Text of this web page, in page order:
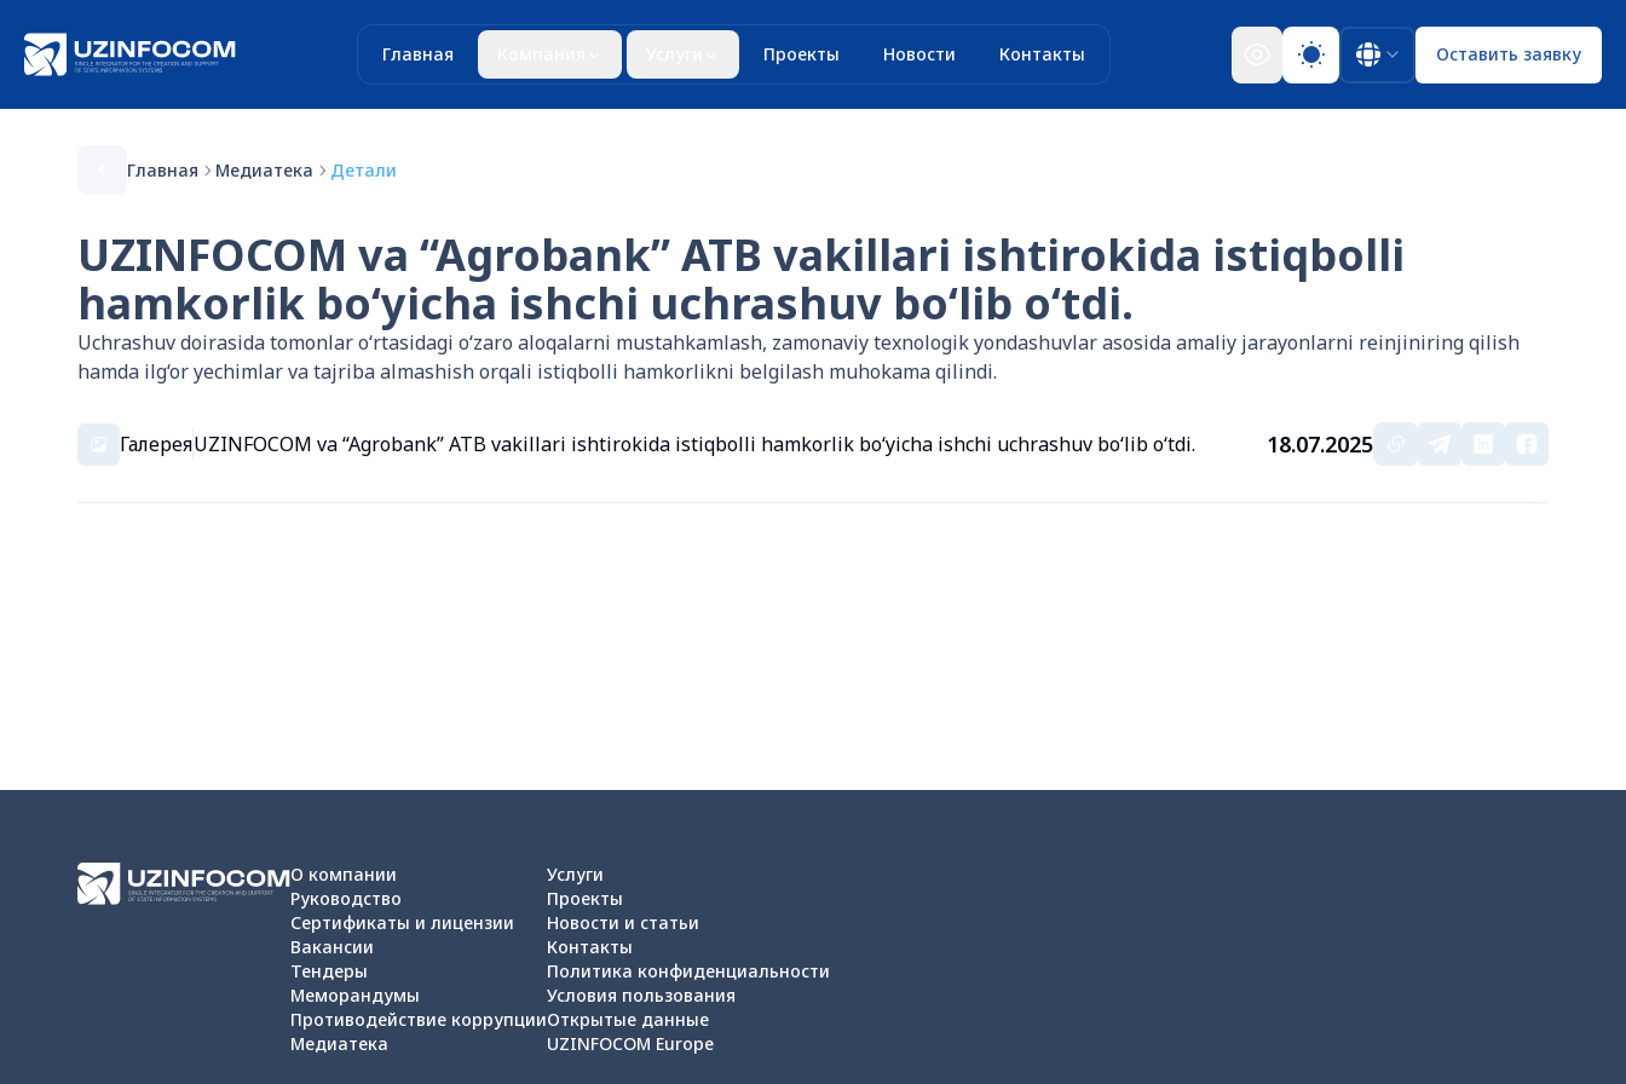
Главная Проекты Новости Контакты Оставить заявку
Главная Медиатека Детали
UZINFOCOM va “Agrobank” ATB vakillari ishtirokida istiqbolli
hamkorlik bo‘yicha ishchi uchrashuv bo‘lib o‘tdi.
Uchrashuv doirasida tomonlar o‘rtasidagi o‘zaro aloqalarni mustahkamlash, zamonaviy texnologik yondashuvlar asosida amaliy jarayonlarni reinjiniring qilish
hamda ilg‘or yechimlar va tajriba almashish orqali istiqbolli hamkorlikni belgilash muhokama qilindi.
ГалереяUZINFOCOM va “Agrobank” ATB vakillari ishtirokida istiqbolli hamkorlik bo‘yicha ishchi uchrashuv bo‘lib o‘tdi. 18.07.2025
О компании
Руководство
Сертификаты и лицензии
Вакансии
Тендеры
Меморандумы
Противодействие коррупции
Медиатека
Услуги
Проекты
Новости и статьи
Контакты
Политика конфиденциальности
Условия пользования
Открытые данные
UZINFOCOM Europe